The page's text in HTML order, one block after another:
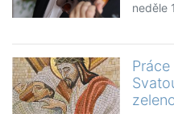
neděle